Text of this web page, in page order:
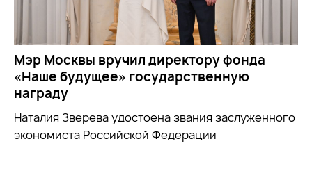
Мэр Москвы вручил директору фонда
«Наше будущее» государственную
награду
Наталия Зверева удостоена звания заслуженного
экономиста Российской Федерации